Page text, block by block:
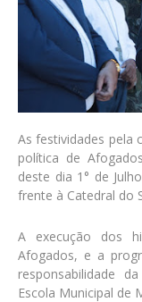
As festividades pela
política de
deste dia 1° de
frente à Catedral do
A execução dos
Afogados, e a
responsabilidade
Escola Municipal de